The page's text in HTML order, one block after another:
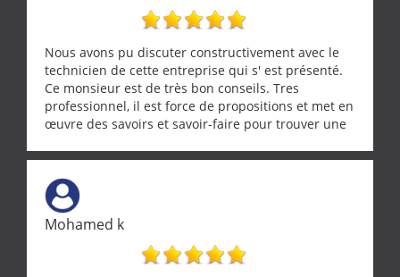
Nous avons pu discuter constructivement avec le
technicien de cette entreprise qui s' est présenté.
Ce monsieur est de très bon conseils. Tres
professionnel, il est force de propositions et met en
œuvre des savoirs et savoir-faire pour trouver une
demande de l écoute et de la considération, ce qui
ne se trouve que chez les pationnés de leur métier.
Merci a ce monsieur pour sa disponibilité
Mohamed k